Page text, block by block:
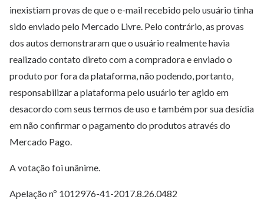
inexistiam provas de que o e-mail recebido pelo usuário tinha
sido enviado pelo Mercado Livre. Pelo contrário, as provas
dos autos demonstraram que o usuário realmente havia
realizado contato direto com a compradora e enviado o
produto por fora da plataforma, não podendo, portanto,
responsabilizar a plataforma pelo usuário ter agido em
desacordo com seus termos de uso e também por sua desídia
em não confirmar o pagamento do produtos através do
Mercado Pago.
A votação foi unânime.
Apelação nº 1012976-41-2017.8.26.0482